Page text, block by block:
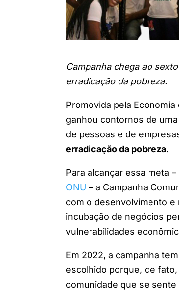
Campanha chega ao
erradicação da pobreza.
Promovida pela
ganhou contornos de
de pessoas e de
erradicação da pobreza.
Para alcançar essa meta
ONU – a Campanha
com o desenvolvimento
incubação de negócios
vulnerabilidades
Em 2022, a campanha
escolhido porque, de
comunidade que se